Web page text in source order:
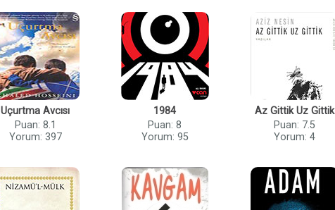
Uçurtma Avcısı
Puan: 8.1
Yorum: 397
1984
Puan: 8
Yorum: 95
Az Gittik Uz Gittik
Puan: 7.5
Yorum: 4